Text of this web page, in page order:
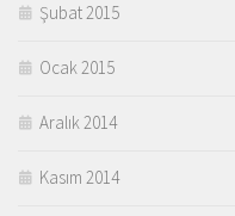
Şubat 2015
Ocak 2015
Aralık 2014
Kasım 2014